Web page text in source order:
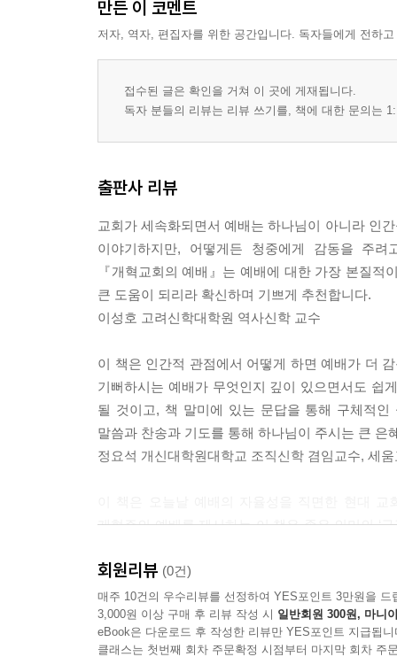
만든 이 코멘트
저자, 역자, 편집자를 위한 공간입니다. 독자들에게 전하
접수된 글은 확인을 거쳐 이 곳에 게재됩니다.
독자 분들의 리뷰는 리뷰 쓰기를, 책에 대한 문의는
출판사 리뷰
교회가 세속화되면서 예배는 하나님이 아니라 인
이야기하지만, 어떻게든 청중에게 감동을 주
『개혁교회의 예배』는 예배에 대한 가장 본질
큰 도움이 되리라 확신하며 기쁘게 추천합니다.
이성호 고려신학대학원 역사신학 교수
이 책은 인간적 관점에서 어떻게 하면 예배가 더
기뻐하시는 예배가 무엇인지 깊이 있으면서도 쉽
될 것이고, 책 말미에 있는 문답을 통해 구체적
말씀과 찬송과 기도를 통해 하나님이 주시는 큰 은
정요석 개신대학원대학교 조직신학 겸임교수, 세
개혁주의 예배를 제시하는 이 책은 좁은 의미의 ‘
위한 직접적인 안내서가 될 수 있다고 확신합니
방편을 통해 다가오시는 주체이심을 다시 확인
있는지에 대한 지혜도 발견하게 될 것입니다.
주종훈 총신대학교 신학대학원 실천신학 교수
회원리뷰 (0건)
매주 10건의 우수리뷰를 선정하여 YES포인트 3만원을 드
3,000원 이상 구매 후 리뷰 작성 시 일반회원 300원, 마니
eBook은 다운로드 후 작성한 리뷰만 YES포인트 지급됩니
클래스는 첫번째 회차 주문확정 시점부터 마지막 회차 주